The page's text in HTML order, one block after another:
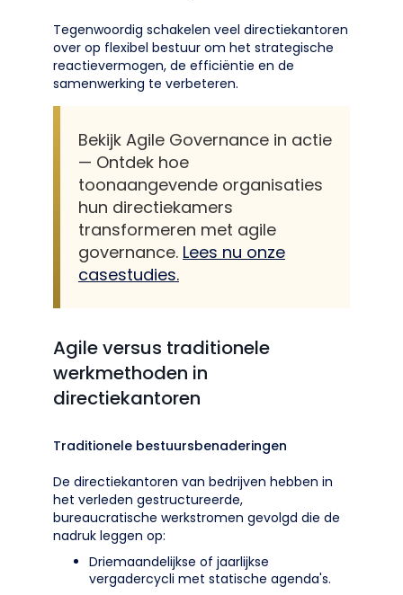
Tegenwoordig schakelen veel directiekantoren
over op flexibel bestuur om het strategische
reactievermogen, de efficiëntie en de
samenwerking te verbeteren.
Bekijk Agile Governance in actie
— Ontdek hoe
toonaangevende organisaties
hun directiekamers
transformeren met agile
governance. Lees nu onze
casestudies.
Agile versus traditionele
werkmethoden in
directiekantoren
Traditionele bestuursbenaderingen
De directiekantoren van bedrijven hebben in
het verleden gestructureerde,
bureaucratische werkstromen gevolgd die de
nadruk leggen op:
Driemaandelijkse of jaarlijkse
vergadercycli met statische agenda's.